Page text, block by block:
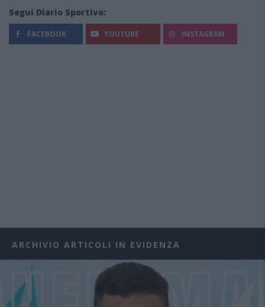
Segui Diario Sportivo:
FACEBOOK YOUTUBE INSTAGRAM
ARCHIVIO ARTICOLI IN EVIDENZA